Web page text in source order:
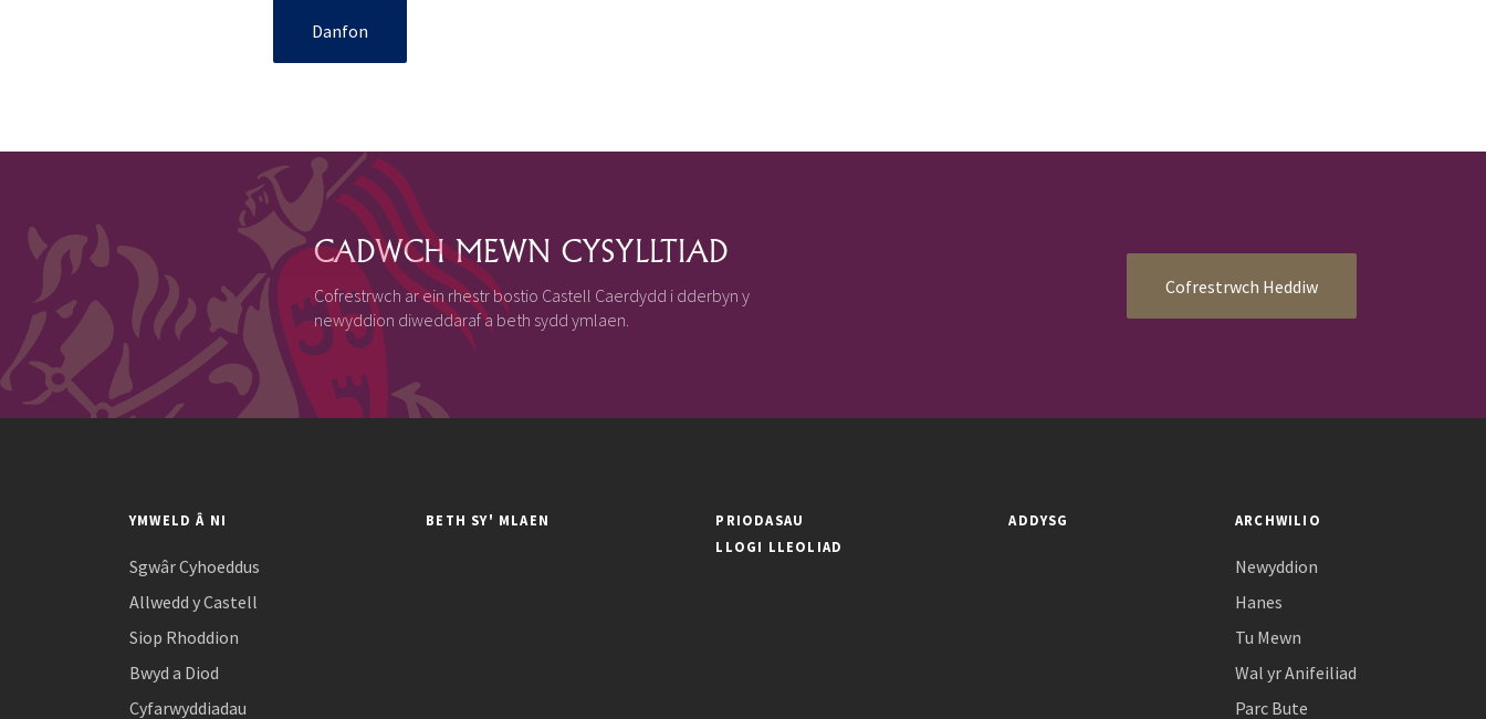
Danfon
CADWCH MEWN CYSYLLTIAD
Cofrestrwch ar ein rhestr bostio Castell Caerdydd i dderbyn y
newyddion diweddaraf a beth sydd ymlaen.
Cofrestrwch Heddiw
YMWELD Â NI
Sgwâr Cyhoeddus
Allwedd y Castell
Siop Rhoddion
Bwyd a Diod
Cyfarwyddiadau
BETH SY' MLAEN
PRIODASAU
LLOGI LLEOLIAD
ADDYSG ARCHWILIO
Newyddion
Hanes
Tu Mewn
Wal yr Anifeiliad
Parc Bute